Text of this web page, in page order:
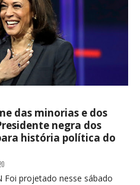
das minorias e dos
negra dos
história política do
Foi projetado nesse sábado